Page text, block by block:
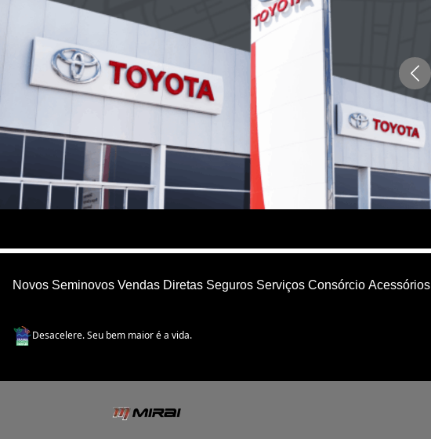
Novos Seminovos Vendas Diretas Seguros Serviços Consórcio Acessórios
Desacelere. Seu bem maior é a vida.